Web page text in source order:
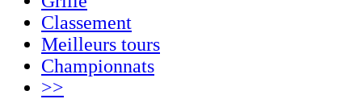
Classement
Meilleurs tours
Championnats
>>